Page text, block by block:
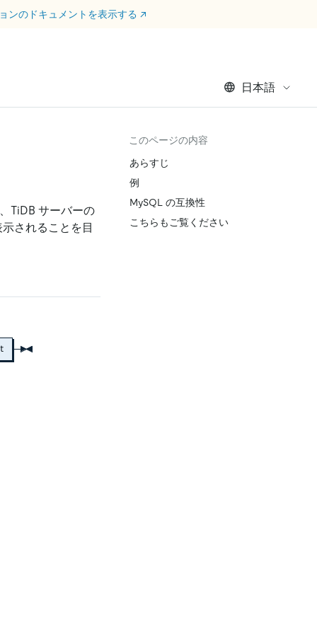
ンのドキュメントを表示する ↗
日本語
TiDB サーバーの
されることを目
このページの内容
あらすじ
例
MySQL の互換性
こちらもご覧ください